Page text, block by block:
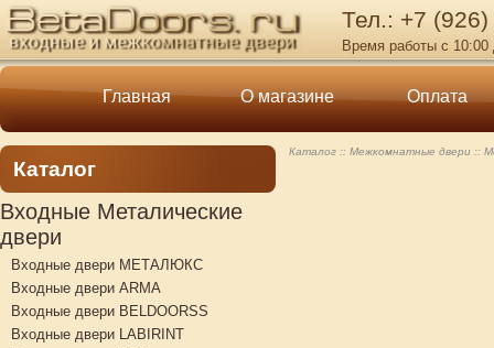
Тел.: +7
Время работы с 10:00
Главная О магазине Оплата
Каталог
Входные Металические
двери
Входные двери МЕТАЛЮКС
Входные двери ARMA
Входные двери BELDOORSS
Входные двери LABIRINT
Каталог Межкомнатные двери